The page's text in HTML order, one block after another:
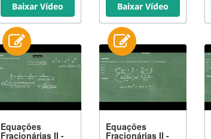
Baixar Vídeo Baixar Vídeo
Equações
Fracionárias II -
Equações
Fracionárias II -